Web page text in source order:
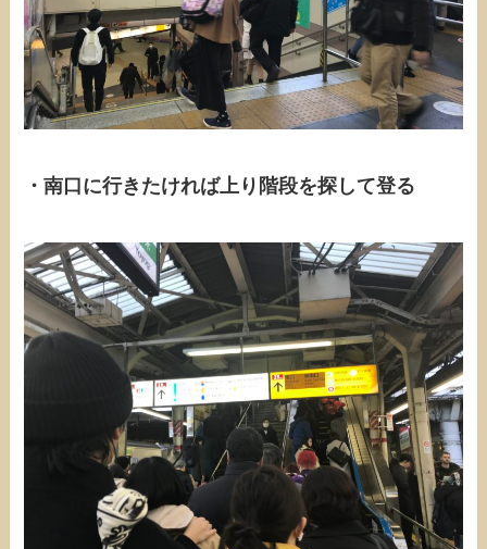
・南口に行きたければ上り階段を探して登る